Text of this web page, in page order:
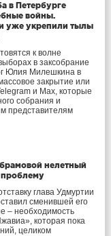
в Петербурге
войны.
уже укрепили тылы
к волне
в заксобрание
Юлия Милешкина в
закрытие или
и Max, которые
собрания и
представителям
нелетный
глава Удмуртии
сменившей его
– необходимость
которая пока
целиком